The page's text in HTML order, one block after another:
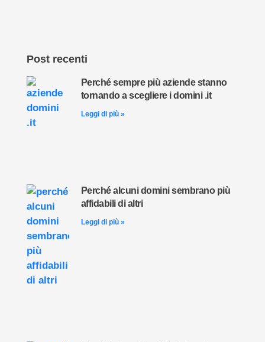
Post recenti
Perché sempre più aziende stanno
tornando a scegliere i domini .it
Leggi di più »
Perché alcuni domini sembrano più
affidabili di altri
Leggi di più »